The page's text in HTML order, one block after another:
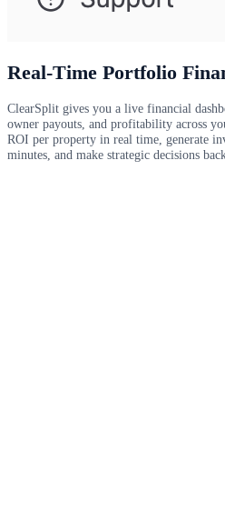
Real-Time Portfolio
ClearSplit gives you a live financial
owner payouts, and profitability across
ROI per property in real time, generate
minutes, and make strategic decisions